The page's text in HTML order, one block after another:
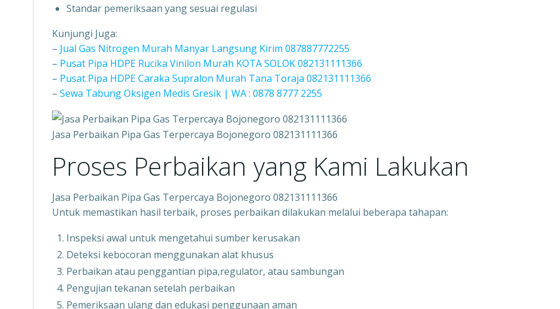
Standar pemeriksaan yang sesuai regulasi
Kunjungi Juga:
– Jual Gas Nitrogen Murah Manyar Langsung Kirim 087887772255
– Pusat Pipa HDPE Rucika Vinilon Murah KOTA SOLOK 082131111366
– Pusat Pipa HDPE Caraka Supralon Murah Tana Toraja 082131111366
– Sewa Tabung Oksigen Medis Gresik | WA : 0878 8777 2255
Jasa Perbaikan Pipa Gas Terpercaya Bojonegoro 082131111366
Proses Perbaikan yang Kami Lakukan
Jasa Perbaikan Pipa Gas Terpercaya Bojonegoro 082131111366
Untuk memastikan hasil terbaik, proses perbaikan dilakukan melalui beberapa tahapan:
Inspeksi awal untuk mengetahui sumber kerusakan
Deteksi kebocoran menggunakan alat khusus
Perbaikan atau penggantian pipa,regulator, atau sambungan
Pengujian tekanan setelah perbaikan
Pemeriksaan ulang dan edukasi penggunaan aman